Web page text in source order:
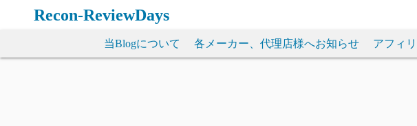
ン
Recon-ReviewDays
当Blogについて 各メーカー、代理店様へお知らせ アフィ